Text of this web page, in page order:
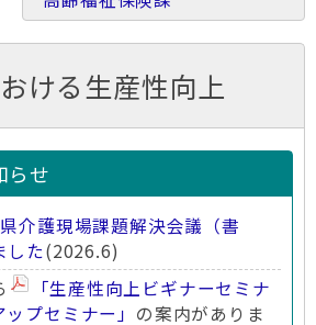
ける生産性向上
らせ
介護現場課題解決会議（書
した(2026.6)
「生産性向上ビギナーセミナ
プセミナー」 の案内がありま